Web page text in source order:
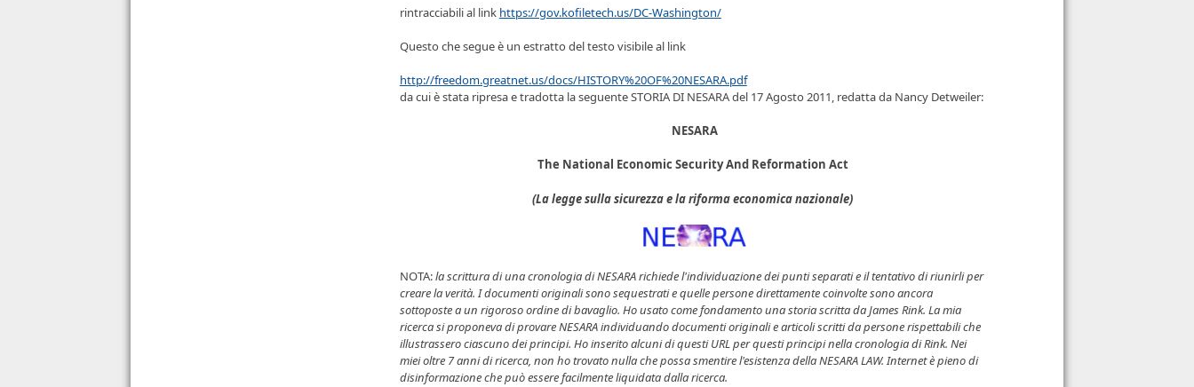
rintracciabili al link https://gov.kofiletech.us/DC-Washington/
Questo che segue è un estratto del testo visibile al link
http://freedom.greatnet.us/docs/HISTORY%20OF%20NESARA.pdf
da cui è stata ripresa e tradotta la seguente STORIA DI NESARA del 17 Agosto 2011, redatta da Nancy Detweiler:
NESARA
The National Economic Security And Reformation Act
(La legge sulla sicurezza e la riforma economica nazionale)
NOTA:la scrittura di una cronologia di NESARA richiede l'individuazione dei punti separati e il tentativo di riunirli per
creare la verità. I documenti originali sono sequestrati e quelle persone direttamente coinvolte sono ancora
sottoposte a un rigoroso ordine di bavaglio. Ho usato come fondamento una storia scritta da James Rink. La mia
ricerca si proponeva di provare NESARA individuando documenti originali e articoli scritti da persone rispettabili che
illustrassero ciascuno dei principi. Ho inserito alcuni di questi URL per questi principi nella cronologia di Rink. Nei
miei oltre 7 anni di ricerca, non ho trovato nulla che possa smentire l'esistenza della NESARA LAW. Internet è pieno di
disinformazione che può essere facilmente liquidata dalla ricerca.